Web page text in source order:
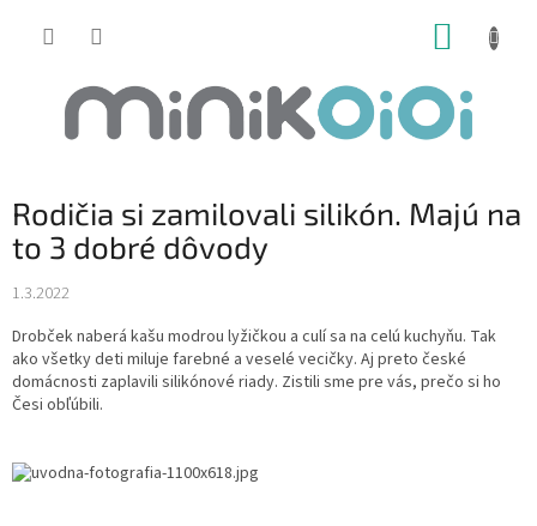
Rodičia si zamilovali silikón. Majú na
to 3 dobré dôvody
1.3.2022
Drobček naberá kašu modrou lyžičkou a culí sa na celú kuchyňu. Tak
ako všetky deti miluje farebné a veselé vecičky. Aj preto české
domácnosti zaplavili silikónové riady. Zistili sme pre vás, prečo si ho
Česi obľúbili.